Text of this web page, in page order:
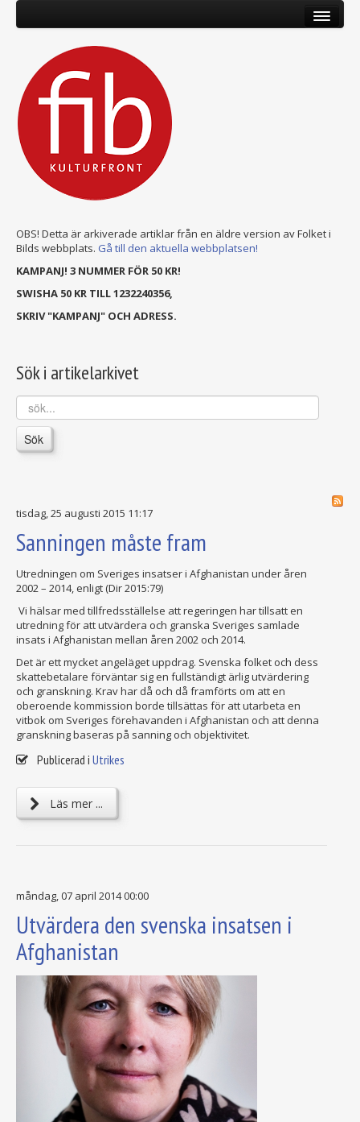
OBS! Detta är arkiverade artiklar från en äldre version av Folket i
Bilds webbplats. Gå till den aktuella webbplatsen!
KAMPANJ! 3 NUMMER FÖR 50 KR!
SWISHA 50 KR TILL 1232240356,
SKRIV "KAMPANJ" OCH ADRESS.
Sök i artikelarkivet
sök...
Sök
tisdag, 25 augusti 2015 11:17
Sanningen måste fram
Utredningen om Sveriges insatser i Afghanistan under åren
2002 – 2014, enligt (Dir 2015:79)
Vi hälsar med tillfredsställelse att regeringen har tillsatt en
utredning för att utvärdera och granska Sveriges samlade
insats i Afghanistan mellan åren 2002 och 2014.
Det är ett mycket angeläget uppdrag. Svenska folket och dess
skattebetalare förväntar sig en fullständigt ärlig utvärdering
och granskning. Krav har då och då framförts om att en
oberoende kommission borde tillsättas för att utarbeta en
vitbok om Sveriges förehavanden i Afghanistan och att denna
granskning baseras på sanning och objektivitet.
Publicerad i Utrikes
Läs mer ...
måndag, 07 april 2014 00:00
Utvärdera den svenska insatsen i
Afghanistan